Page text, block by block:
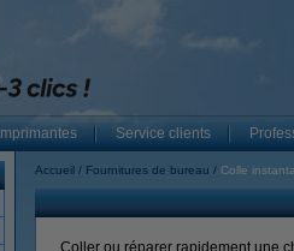
Imprimantes Service clients
Accueil Fournitures de bureau Colle
Coller ou réparer rapidement une